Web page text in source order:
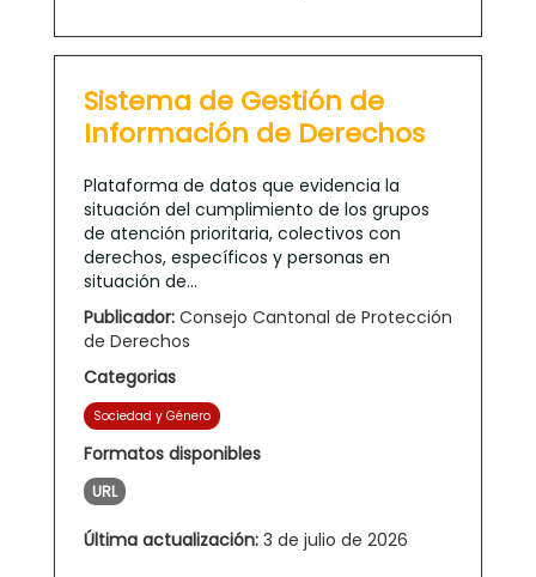
Sistema de Gestión de
Información de Derechos
Plataforma de datos que evidencia la
situación del cumplimiento de los grupos
de atención prioritaria, colectivos con
derechos, específicos y personas en
situación de...
Publicador: Consejo Cantonal de Protección
de Derechos
Categorias
Sociedad y Género
Formatos disponibles
URL
Última actualización: 3 de julio de 2026